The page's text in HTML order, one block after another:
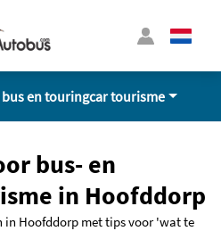
en touringcar tourisme
bus- en
in Hoofddorp
in Hoofddorp met tips voor 'wat te